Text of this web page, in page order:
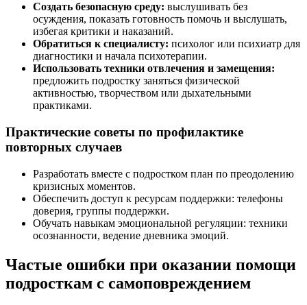
Создать безопасную среду: выслушивать без
осуждения, показать готовность помочь и выслушать,
избегая критики и наказаний.
Обратиться к специалисту: психолог или психиатр для
диагностики и начала психотерапии.
Использовать техники отвлечения и замещения:
предложить подростку заняться физической
активностью, творчеством или дыхательными
практиками.
Практические советы по профилактике
повторных случаев
Разработать вместе с подростком план по преодолению
кризисных моментов.
Обеспечить доступ к ресурсам поддержки: телефоны
доверия, группы поддержки.
Обучать навыкам эмоциональной регуляции: техники
осознанности, ведение дневника эмоций.
Частые ошибки при оказании помощи
подросткам с самоповреждением